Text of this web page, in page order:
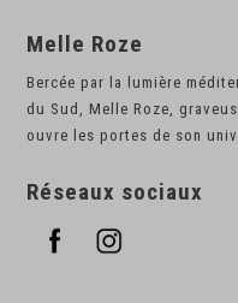
Melle Roze
Bercée par la lumière
du Sud, Melle Roze,
ouvre les portes de son
Réseaux sociaux